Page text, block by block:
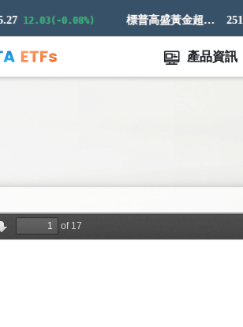
12.03(-0.08%) 標普高盛黃金超額回報指數 251.58
產品資訊